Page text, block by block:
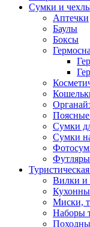
Сумки и
Аптечки
Баулы
Боксы
Сумки
Сумки
Вилки и
Миски,
Наборы